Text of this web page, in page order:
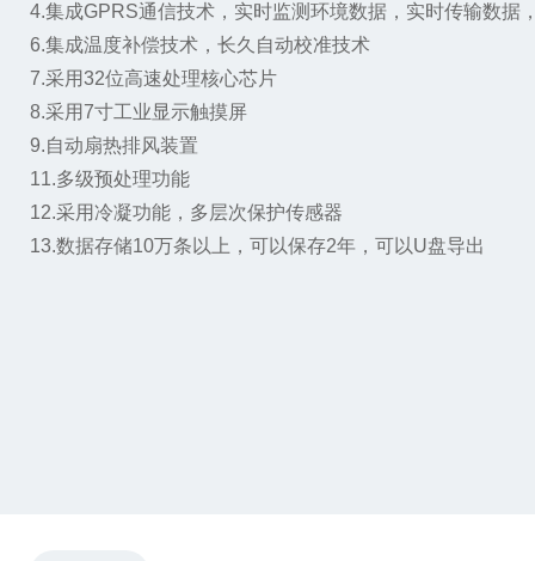
4.集成GPRS通信技术，实时监测环境数据，实时传输数
6.集成温度补偿技术，长久自动校准技术
7.采用32位高速处理核心芯片
8.采用7寸工业显示触摸屏
9.自动扇热排风装置
11.多级预处理功能
12.采用冷凝功能，多层次保护传感器
13.数据存储10万条以上，可以保存2年，可以U盘导出